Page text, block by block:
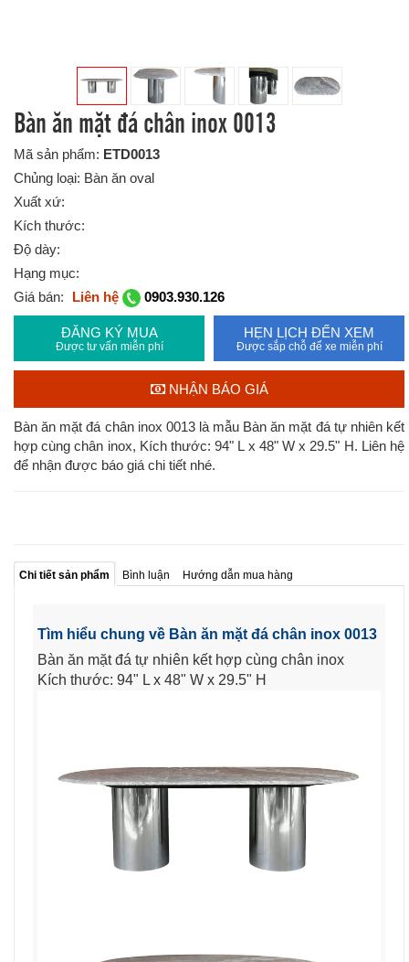
Bàn ăn mặt đá chân inox 0013
Mã sản phẩm: ETD0013
Chủng loại: Bàn ăn oval
Xuất xứ:
Kích thước:
Độ dày:
Hạng mục:
Giá bán:
Liên hệ 0903.930.126
ĐĂNG KÝ MUA
Được tư vấn miễn phí
HẸN LỊCH ĐẾN XEM
Được sắp chỗ để xe miễn phí
NHẬN BÁO GIÁ
Bàn ăn mặt đá chân inox 0013 là mẫu Bàn ăn mặt đá tự nhiên kết
hợp cùng chân inox, Kích thước: 94" L x 48" W x 29.5" H. Liên hệ
để nhận được báo giá chi tiết nhé.
Chi tiết sản phẩm Bình luận Hướng dẫn mua hàng
Tìm hiểu chung về Bàn ăn mặt đá chân inox 0013
Bàn ăn mặt đá tự nhiên kết hợp cùng chân inox
Kích thước: 94" L x 48" W x 29.5" H